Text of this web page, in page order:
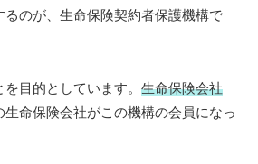
のが、生命保険契約者保護機構で
目的としています。 生命保険会社
命保険会社がこの機構の会員になっ